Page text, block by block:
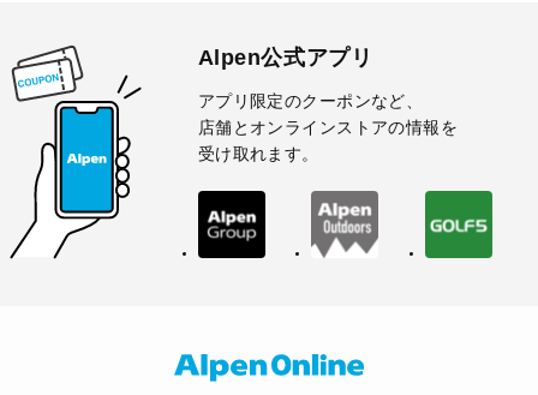
Alpen公式アプリ
アプリ限定のクーポンなど、
店舗とオンラインストアの情報を
受け取れます。